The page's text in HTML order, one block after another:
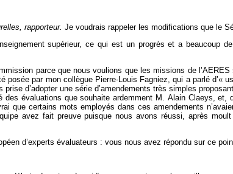
rapporteur. Je voudrais rappeler les modifications que le
supérieur, ce qui est un progrès et a beaucoup
parce que nous voulions que les missions de
posée par mon collègue Pierre-Louis Fagniez, qui a parlé d’«
d’adopter une série d’amendements très simples
évaluations que souhaite ardemment M. Alain Claeys, et,
que certains mots employés dans ces amendements
avez fait preuve puisque nous avons réussi, après
d’experts évaluateurs : vous nous avez répondu sur ce